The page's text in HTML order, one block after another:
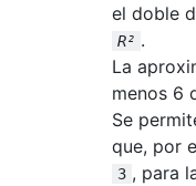
el doble
R² .
La
menos 6
Se
que, por
3 , para